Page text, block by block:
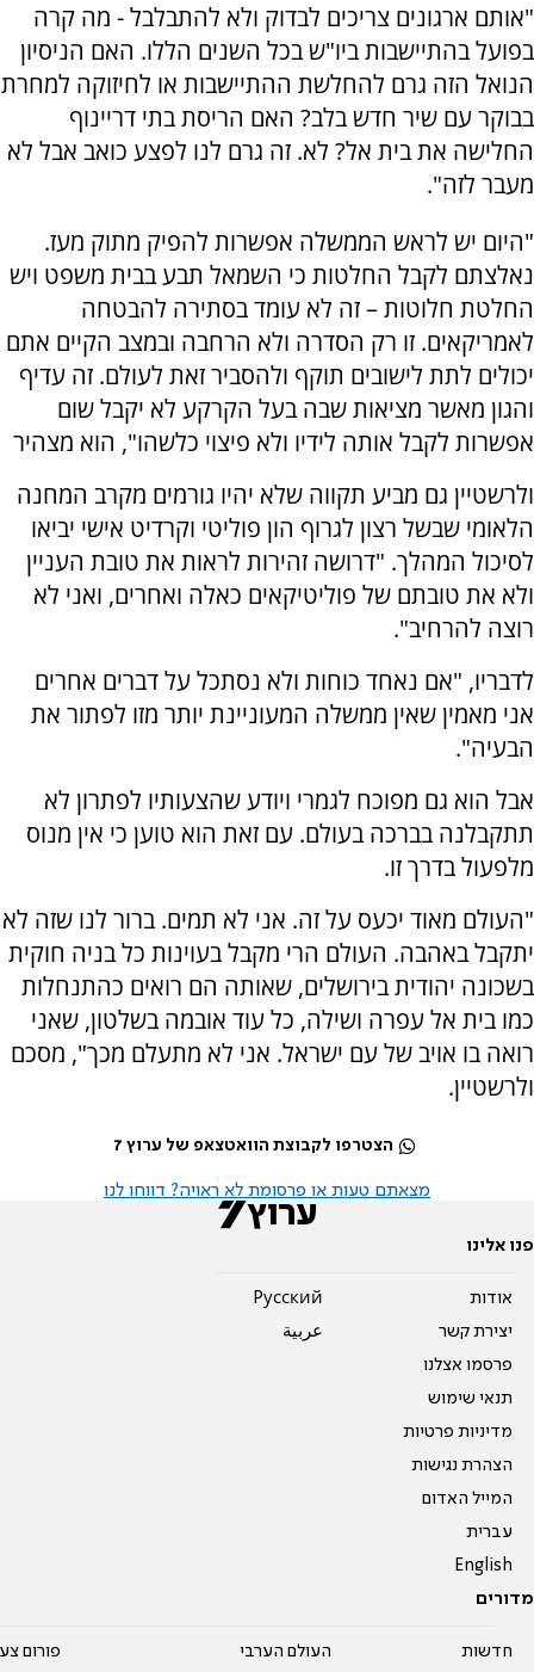
"אותם ארגונים צריכים לבדוק ולא להתבלבל - מה קרה
בפועל בהתיישבות ביו"ש בכל השנים הללו. האם הניסיון
הנואל הזה גרם להחלשת ההתיישבות או לחיזוקה למחרת
בבוקר עם שיר חדש בלב? האם הריסת בתי דריינוף
החלישה את בית אל? לא. זה גרם לנו לפצע כואב אבל לא
מעבר לזה".
"היום יש לראש הממשלה אפשרות להפיק מתוק מעז.
נאלצתם לקבל החלטות כי השמאל תבע בבית משפט ויש
החלטת חלוטות – זה לא עומד בסתירה להבטחה
לאמריקאים. זו רק הסדרה ולא הרחבה ובמצב הקיים אתם
יכולים לתת לישובים תוקף ולהסביר זאת לעולם. זה עדיף
והגון מאשר מציאות שבה בעל הקרקע לא יקבל שום
אפשרות לקבל אותה לידיו ולא פיצוי כלשהו", הוא מצהיר
ולרשטיין גם מביע תקווה שלא יהיו גורמים מקרב המחנה
הלאומי שבשל רצון לגרוף הון פוליטי וקרדיט אישי יביאו
לסיכול המהלך. "דרושה זהירות לראות את טובת העניין
ולא את טובתם של פוליטיקאים כאלה ואחרים, ואני לא
רוצה להרחיב".
לדבריו, "אם נאחד כוחות ולא נסתכל על דברים אחרים
אני מאמין שאין ממשלה המעוניינת יותר מזו לפתור את
הבעיה".
אבל הוא גם מפוכח לגמרי ויודע שהצעותיו לפתרון לא
תתקבלנה בברכה בעולם. עם זאת הוא טוען כי אין מנוס
מלפעול בדרך זו.
"העולם מאוד יכעס על זה. אני לא תמים. ברור לנו שזה לא
יתקבל באהבה. העולם הרי מקבל בעוינות כל בניה חוקית
בשכונה יהודית בירושלים, שאותה הם רואים כהתנחלות
כמו בית אל עפרה ושילה, כל עוד אובמה בשלטון, שאני
רואה בו אויב של עם ישראל. אני לא מתעלם מכך", מסכם
ולרשטיין.
הצטרפו לקבוצת הוואטצאפ של ערוץ 7
מצאתם טעות או פרסומת לא ראויה? דווחו לנו
פנו אלינו
אודות
יצירת קשר
פרסמו אצלנו
תנאי שימוש
מדיניות פרטיות
הצהרת נגישות
המייל האדום
עברית
English
Pусский
عربية
מדורים
חדשות העולם הערבי פורום